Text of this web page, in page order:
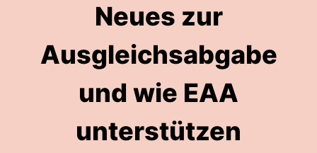
Neues zur
Ausgleichsabgabe
und wie EAA
unterstützen